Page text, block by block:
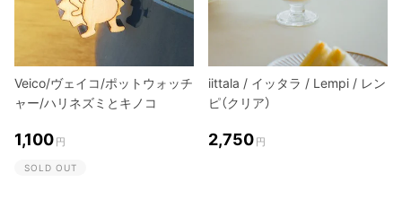
Veico/ヴェイコ/ポットウォッチ
ャー/ハリネズミとキノコ
1,100 円
SOLD OUT
iittala / イッタラ / Lempi / レン
ピ（クリア）
2,750 円